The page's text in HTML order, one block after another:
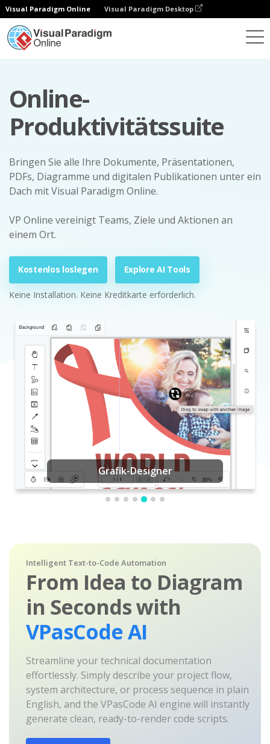
Visual Paradigm Online Visual Paradigm Desktop
Online-
Produktivitätssuite
Bringen Sie alle Ihre Dokumente, Präsentationen,
PDFs, Diagramme und digitalen Publikationen unter ein
Dach mit Visual Paradigm Online.
VP Online vereinigt Teams, Ziele und Aktionen an
einem Ort.
Kostenlos loslegen Explore AI Tools
Keine Installation. Keine Kreditkarte erforderlich.
Grafik-Designer
Intelligent Text-to-Code Automation
From Idea to Diagram
in Seconds with
VPasCode AI
Streamline your technical documentation
effortlessly. Simply describe your project flow,
system architecture, or process sequence in plain
English, and the VPasCode AI engine will instantly
generate clean, ready-to-render code scripts.